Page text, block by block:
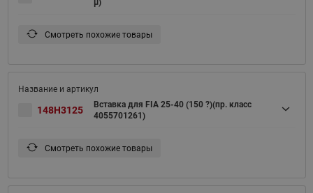
Смотреть похожие товары
148H3125
Вставка для FIA 25-40 (150 ?)(пр. класс
4055701261)
Смотреть похожие товары